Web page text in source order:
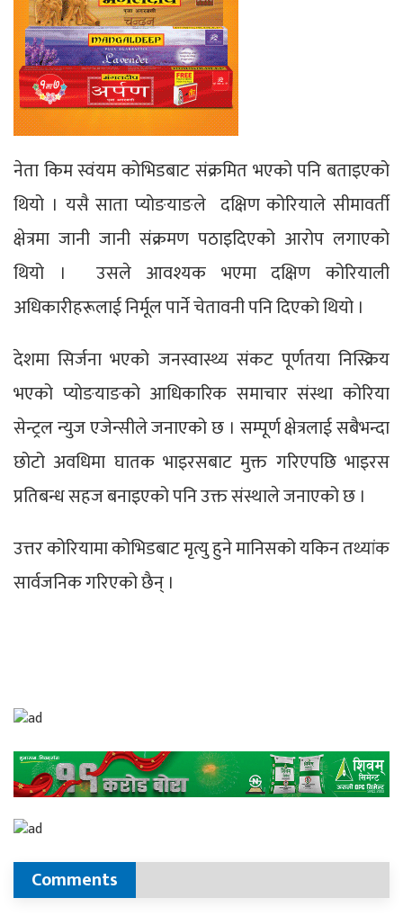
नेता किम स्वंयम कोभिडबाट संक्रमित भएको पनि बताइएको
थियो । यसै साता प्योङयाङले दक्षिण कोरियाले सीमावर्ती
क्षेत्रमा जानी जानी संक्रमण पठाइदिएको आरोप लगाएको
थियो । उसले आवश्यक भएमा दक्षिण कोरियाली
अधिकारीहरूलाई निर्मूल पार्ने चेतावनी पनि दिएको थियो ।
देशमा सिर्जना भएको जनस्वास्थ्य संकट पूर्णतया निस्क्रिय
भएको प्योङयाङको आधिकारिक समाचार संस्था कोरिया
सेन्ट्रल न्युज एजेन्सीले जनाएको छ । सम्पूर्ण क्षेत्रलाई सबैभन्दा
छोटो अवधिमा घातक भाइरसबाट मुक्त गरिएपछि भाइरस
प्रतिबन्ध सहज बनाइएको पनि उक्त संस्थाले जनाएको छ ।
उत्तर कोरियामा कोभिडबाट मृत्यु हुने मानिसको यकिन तथ्यांक
सार्वजनिक गरिएको छैन् ।
Comments